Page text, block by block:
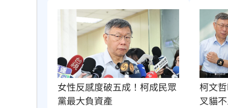
女性反感度破五成！柯成民眾
黨最大負資產
柯文
叉貓